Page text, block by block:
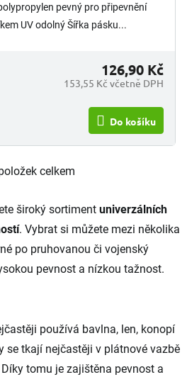
pevný pro připevnění
UV odolný Šířka pásku...
153,55 Kč včetně DPH
126,90 Kč
Do košíku
O
l
á
d
a
c
í
k
y
v
ý
celkem
široký sortiment univerzálních
. Vybrat si můžete mezi několika
po pruhovanou či vojenský
pevnost a nízkou tažnost.
používá bavlna, len, konopí
se tkají nejčastěji v plátnové vazbě
tomu je zajištěna pevnost a